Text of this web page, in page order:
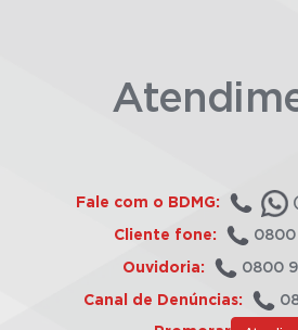
Fale com o BDMG:
Cliente fone: 0800
Ouvidoria: 0800
Canal de Denúncias: